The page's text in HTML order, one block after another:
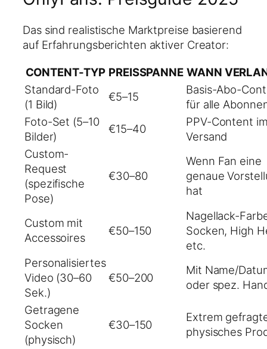
Das sind realistische Marktpreise basierend
auf Erfahrungsberichten aktiver Creator:
CONTENT-TYP PREISSPANNE WANN
Standard-Foto
(1 Bild)
€5–15
Basis-Abo-
für alle
Foto-Set (5–10
Bilder)
€15–40
PPV-Content
Versand
Custom-
Request
(spezifische
Pose)
€30–80
Wenn Fan eine
genaue
hat
Custom mit
Accessoires
€50–150
Nagellack-
Socken, High
etc.
Personalisiertes
Video (30–60
Sek.)
€50–200
Mit Name/
oder spez.
Getragene
Socken
(physisch)
€30–150
Extrem
physisches